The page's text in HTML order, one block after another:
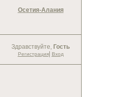
Осетия-Алания
Здравствуйте, Гость
Регистрация| Вход